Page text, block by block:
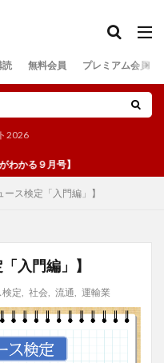
読 無料会員 プレミアム会員
2026
月号】
ス検定「入門編」】
入門編」】
検定 社会, 流通 運輸業